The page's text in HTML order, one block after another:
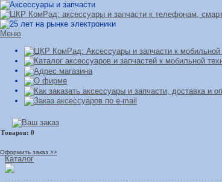
Меню
Оформить заказ >>
Каталог